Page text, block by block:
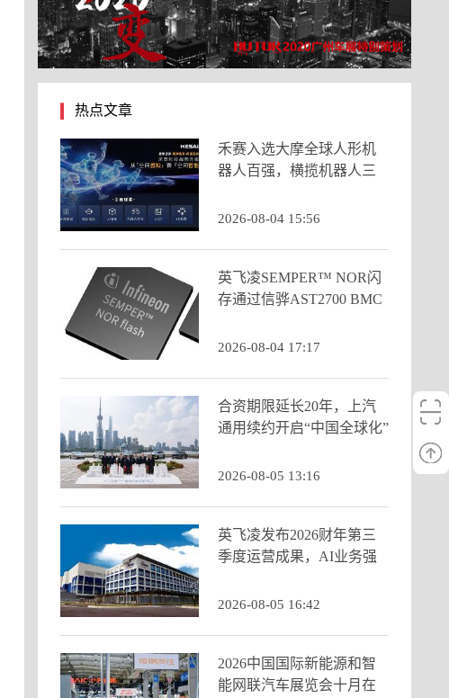
热点文章
禾赛入选大摩全球人形机
器人百强，横揽机器人三
2026-08-04 15:56
英飞凌SEMPER™ NOR闪
存通过信骅AST2700 BMC
2026-08-04 17:17
合资期限延长20年，上汽
通用续约开启“中国全球化”
2026-08-05 13:16
英飞凌发布2026财年第三
季度运营成果，AI业务强
史新高
2026-08-05 16:42
2026中国国际新能源和智
能网联汽车展览会十月在